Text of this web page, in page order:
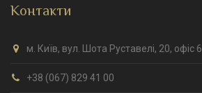
Контакти
м. Київ, вул. Шота Руставелі, 20, офіс 6
+38 (067) 829 41 00